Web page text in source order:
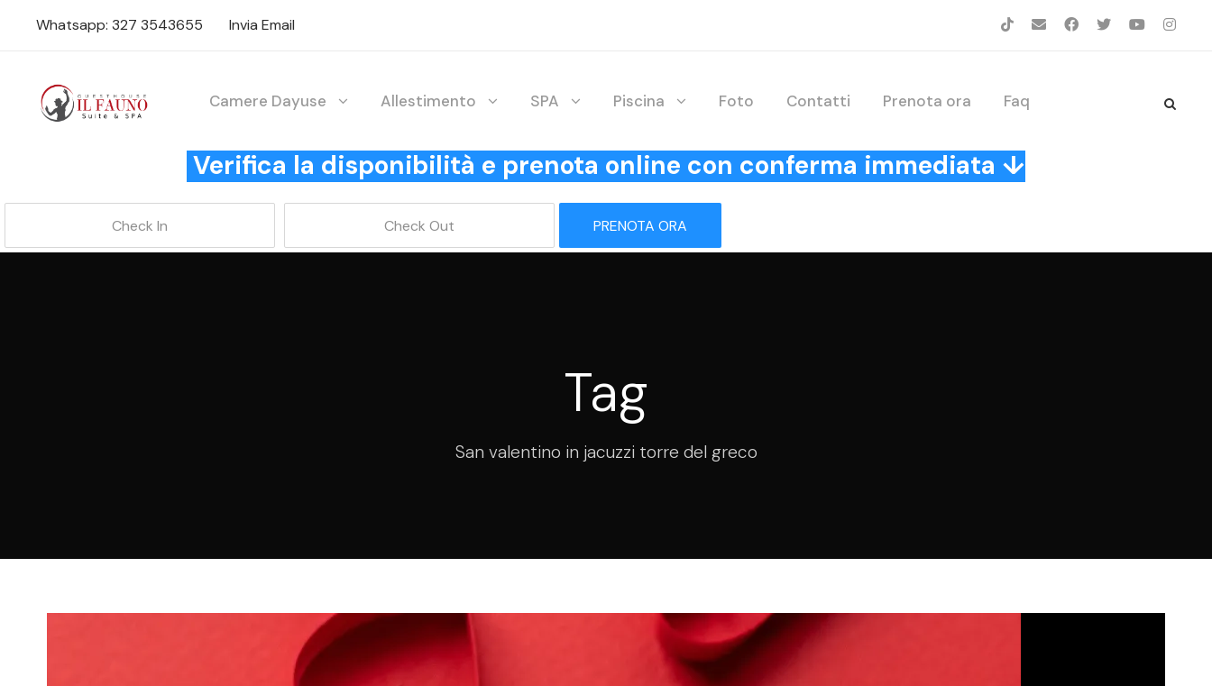
Whatsapp: 327 3543655 Invia Email
Camere Dayuse Allestimento SPA Piscina Foto Contatti Prenota ora Faq
Verifica la disponibilità e prenota online con conferma immediata ↓
PRENOTA ORA
Tag
San valentino in jacuzzi torre del greco